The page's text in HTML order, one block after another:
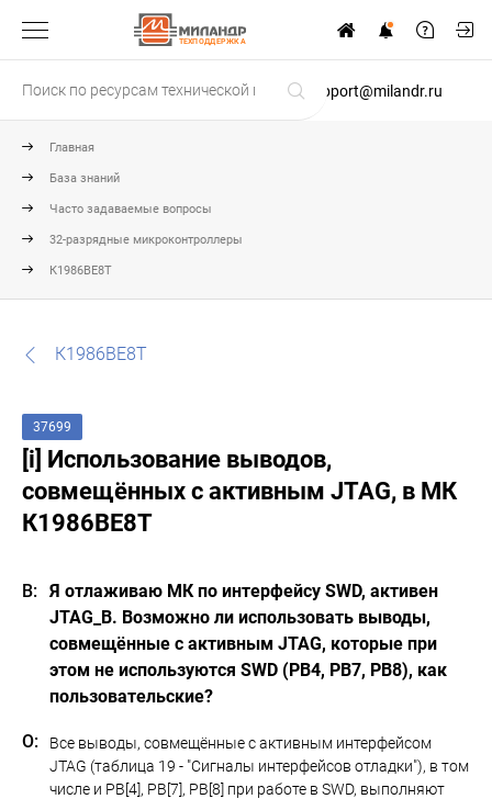
ТЕХПОДДЕРЖКА
support@milandr.ru
Главная
База знаний
Часто задаваемые вопросы
32-разрядные микроконтроллеры
К1986ВЕ8Т
К1986ВЕ8Т
37699
[i] Использование выводов,
совмещённых с активным JTAG, в МК
К1986ВЕ8Т
Я отлаживаю МК по интерфейсу SWD, активен
JTAG_B. Возможно ли использовать выводы,
совмещённые с активным JTAG, которые при
этом не используются SWD (PB4, PB7, PB8), как
пользовательские?
Все выводы, совмещённые с активным интерфейсом
JTAG (таблица 19 - "Сигналы интерфейсов отладки"), в том
числе и PB[4], PB[7], PB[8] при работе в SWD, выполняют